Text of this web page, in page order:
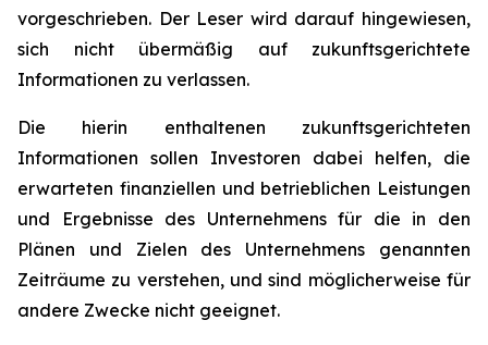
vorgeschrieben. Der Leser wird darauf hingewiesen,
sich nicht übermäßig auf zukunftsgerichtete
Informationen zu verlassen.
Die hierin enthaltenen zukunftsgerichteten
Informationen sollen Investoren dabei helfen, die
erwarteten finanziellen und betrieblichen Leistungen
und Ergebnisse des Unternehmens für die in den
Plänen und Zielen des Unternehmens genannten
Zeiträume zu verstehen, und sind möglicherweise für
andere Zwecke nicht geeignet.